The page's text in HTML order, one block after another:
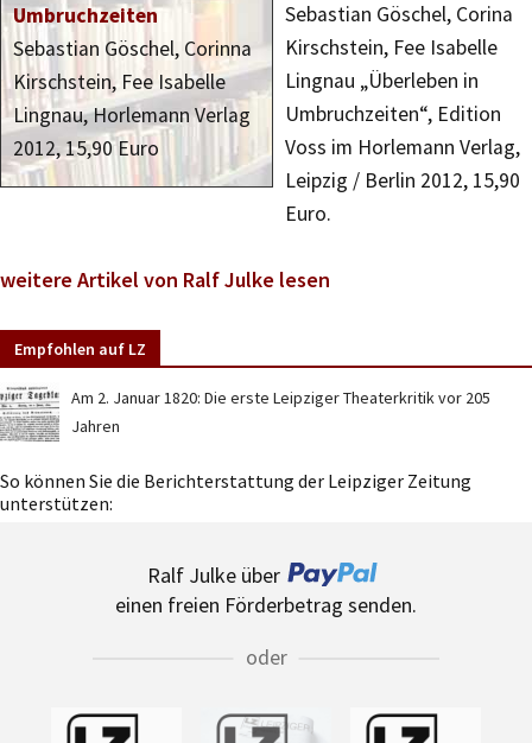
Umbruchzeiten
Sebastian Göschel, Corinna
Kirschstein, Fee Isabelle
Lingnau, Horlemann Verlag
2012, 15,90 Euro
Sebastian Göschel, Corina
Kirschstein, Fee Isabelle
Lingnau „Überleben in
Umbruchzeiten“, Edition
Voss im Horlemann Verlag,
Leipzig / Berlin 2012, 15,90
Euro.
weitere Artikel von Ralf Julke lesen
Empfohlen auf LZ
Am 2. Januar 1820: Die erste Leipziger Theaterkritik vor 205
Jahren
So können Sie die Berichterstattung der Leipziger Zeitung
unterstützen:
Ralf Julke über
einen freien Förderbetrag senden.
oder